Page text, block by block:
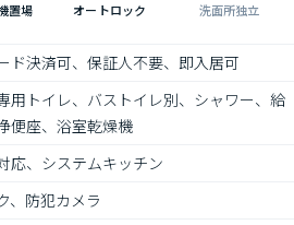
置場 オートロック 洗面所独立
ド決済可、保証人不要、即入居可
用トイレ、バストイレ別、シャワー、給
便座、浴室乾燥機
応、システムキッチン
、防犯カメラ